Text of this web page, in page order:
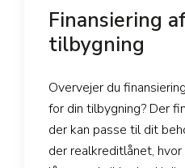
Finansiering
tilbygning
Overvejer du
for din tilbygning? Der
der kan passe til dit
der realkreditlånet,